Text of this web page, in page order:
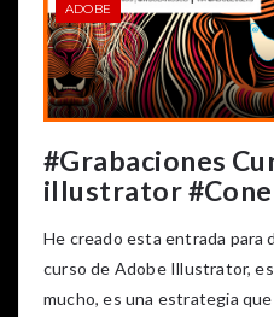
#Grabaciones
illustrator
He creado esta entrada para
curso de Adobe Illustrator,
mucho, es una estrategia
ADOBE